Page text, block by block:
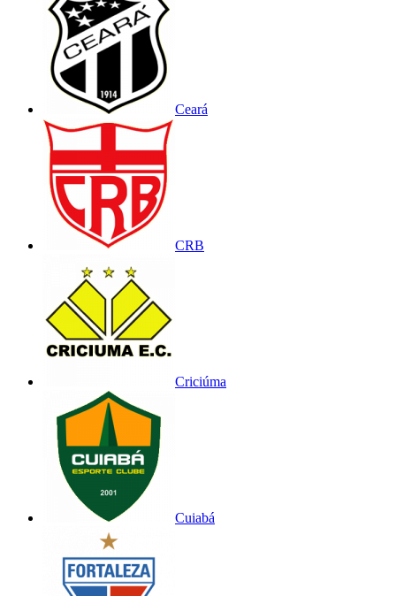
Ceará
CRB
Criciúma
Cuiabá